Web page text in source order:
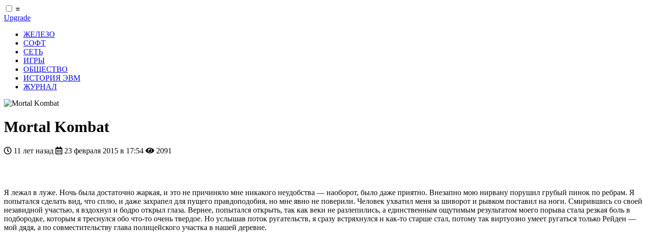
≡
Upgrade
ЖЕЛЕЗО
СОФТ
СЕТЬ
ИГРЫ
ОБЩЕСТВО
ИСТОРИЯ ЭВМ
ЖУРНАЛ
Mortal Kombat
11 лет назад 23 февраля 2015 в 17:54 2091
Я лежал в луже. Ночь была достаточно жаркая, и это не причиняло мне никакого неудобства — наоборот, было даже приятно. Внезапно мою нирвану порушил грубый пинок по ребрам. Я
попытался сделать вид, что сплю, и даже захрапел для пущего правдоподобия, но мне явно не поверили. Человек ухватил меня за шиворот и рывком поставил на ноги. Смирившись со своей
незавидной участью, я вздохнул и бодро открыл глаза. Вернее, попытался открыть, так как веки не разлепились, а единственным ощутимым результатом моего порыва стала резкая боль в
подбородке, которым я треснулся обо что-то очень твердое. Но услышав поток ругательств, я сразу встряхнулся и как-то старше стал, потому так виртуозно умеет ругаться только Рейден —
мой дядя, а по совместительству глава полицейского участка в нашей деревне.